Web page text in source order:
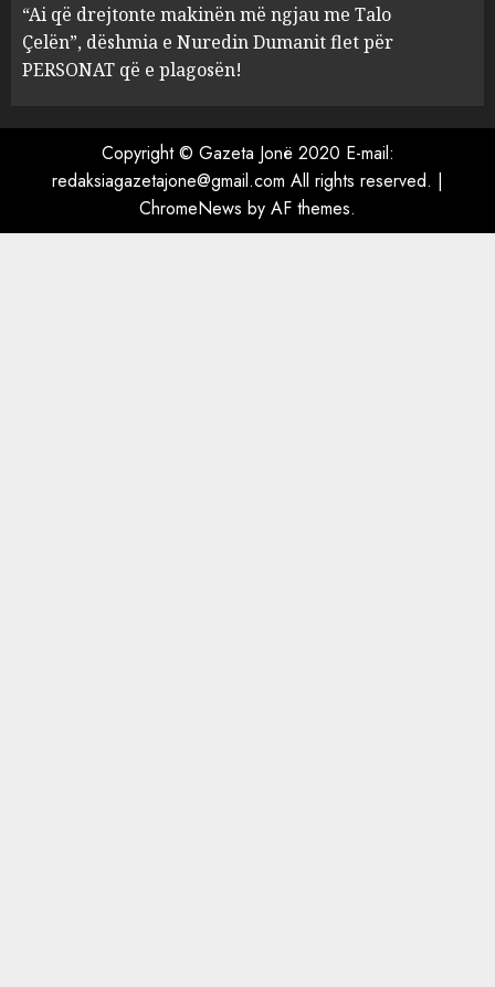
4
Berishën
MARCH 25, 2025
ngjau me Talo Çelën”,
dëshmia e Nuredin Dumanit
flet për PERSONAT që e
plagosën!
“Ai që drejtonte makinën më ngjau me Talo
Çelën”, dëshmia e Nuredin Dumanit flet për
PERSONAT që e plagosën!
Copyright © Gazeta Jonë 2020 E-mail:
redaksiagazetajone@gmail.com All rights reserved. |
ChromeNews by AF themes.